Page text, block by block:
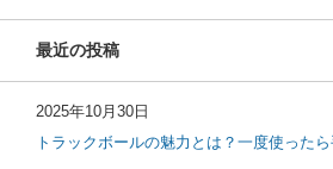
最近の投稿
2025年10月30日
トラックボールの魅力とは？一度使った